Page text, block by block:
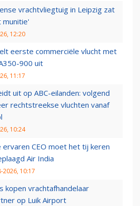
vrachtvliegtuig in Leipzig zat
munitie'
12:20
eerste commerciële vlucht met
900 uit
11:17
uit op ABC-eilanden: volgend
rechtstreekse vluchten vanaf
10:24
ervaren CEO moet het tij keren
Air India
2026, 10:17
kopen vrachtafhandelaar
op Luik Airport